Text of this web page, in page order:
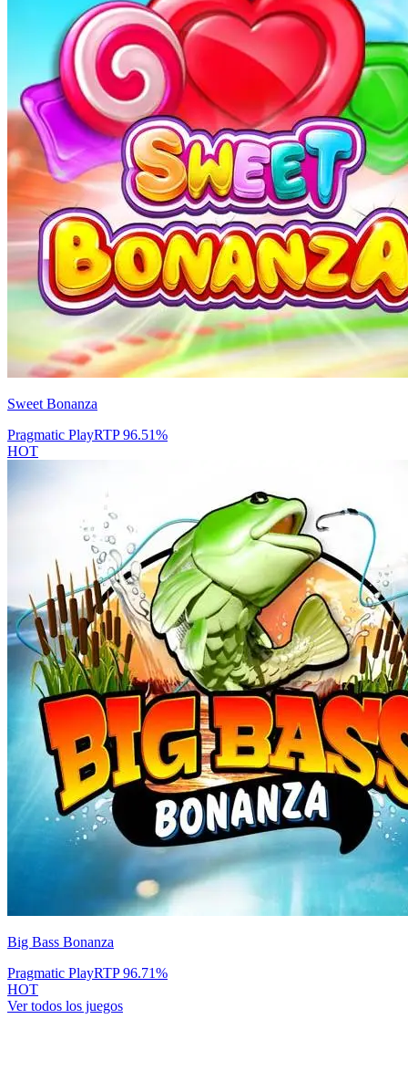
Sweet Bonanza
Pragmatic PlayRTP96.51%
HOT
Big Bass Bonanza
Pragmatic PlayRTP96.71%
HOT
Ver todos los juegos